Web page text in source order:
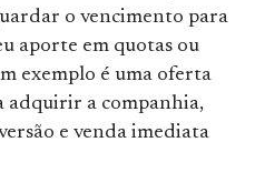
o vencimento para
aporte em quotas ou
exemplo é uma oferta
adquirir a companhia,
e venda imediata